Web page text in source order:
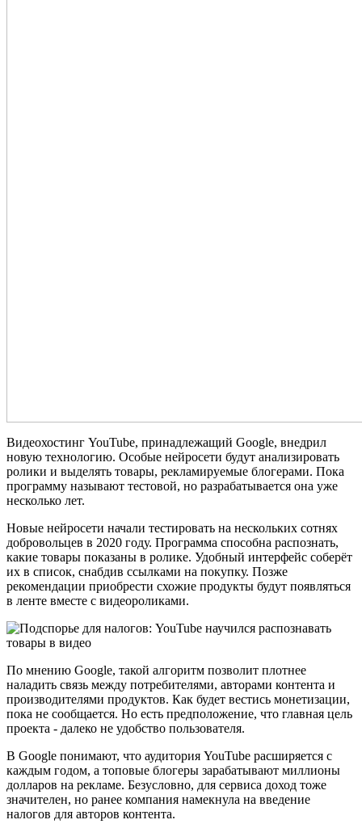
Видеохостинг YouTube, принадлежащий Google, внедрил
новую технологию. Особые нейросети будут анализировать
ролики и выделять товары, рекламируемые блогерами. Пока
программу называют тестовой, но разрабатывается она уже
несколько лет.
Новые нейросети начали тестировать на нескольких сотнях
добровольцев в 2020 году. Программа способна распознать,
какие товары показаны в ролике. Удобный интерфейс соберёт
их в список, снабдив ссылками на покупку. Позже
рекомендации приобрести схожие продукты будут появляться
в ленте вместе с видеороликами.
По мнению Google, такой алгоритм позволит плотнее
наладить связь между потребителями, авторами контента и
производителями продуктов. Как будет вестись монетизации,
пока не сообщается. Но есть предположение, что главная цель
проекта - далеко не удобство пользователя.
В Google понимают, что аудитория YouTube расширяется с
каждым годом, а топовые блогеры зарабатывают миллионы
долларов на рекламе. Безусловно, для сервиса доход тоже
значителен, но ранее компания намекнула на введение
налогов для авторов контента.